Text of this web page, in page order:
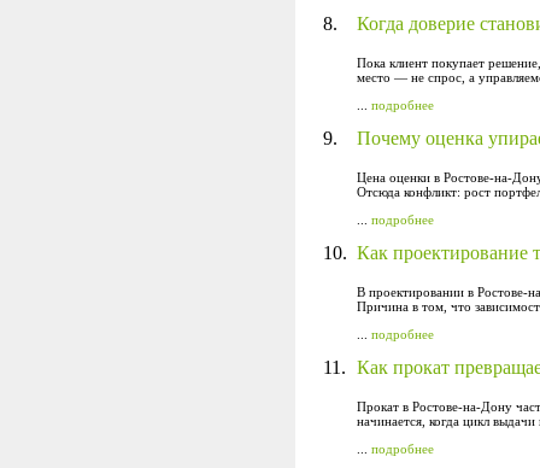
8. Когда доверие
Пока клиент покупает
место — не спрос, а
подробнее
9. Почему оценка
Цена оценки в Ростове-на-
Отсюда конфликт: рост
подробнее
10. Как проектирование
В проектировании в Ростове-
Причина в том, что
подробнее
11. Как прокат
Прокат в Ростове-на-Дону
начинается, когда цикл
подробнее